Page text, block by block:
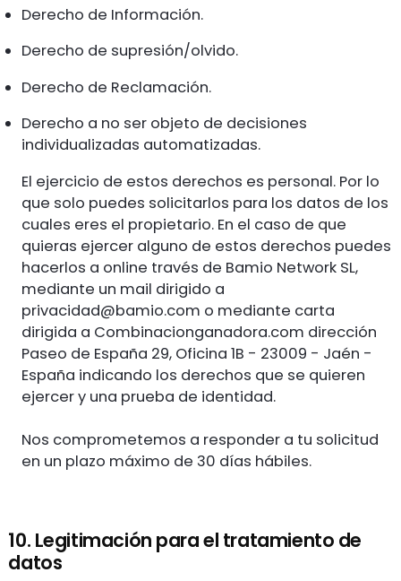
Derecho de Información.
Derecho de supresión/olvido.
Derecho de Reclamación.
Derecho a no ser objeto de decisiones
individualizadas automatizadas.
El ejercicio de estos derechos es personal. Por lo
que solo puedes solicitarlos para los datos de los
cuales eres el propietario. En el caso de que
quieras ejercer alguno de estos derechos puedes
hacerlos a online través de Bamio Network SL,
mediante un mail dirigido a
privacidad@bamio.com o mediante carta
dirigida a Combinacionganadora.com dirección
Paseo de España 29, Oficina 1B - 23009 - Jaén -
España indicando los derechos que se quieren
ejercer y una prueba de identidad.
Nos comprometemos a responder a tu solicitud
en un plazo máximo de 30 días hábiles.
10. Legitimación para el tratamiento de
datos